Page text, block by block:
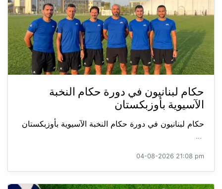
حكام لبنانيون في دورة حكام النخبة
الآسيوية بأوزبكستان
حكام لبنانيون في دورة حكام النخبة الآسيوية بأوزبكستان
...
04-08-2026 21:08 pm